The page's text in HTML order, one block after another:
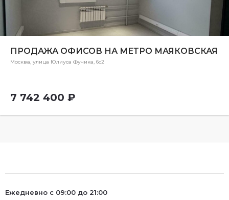
ПРОДАЖА ОФИСОВ НА МЕТРО МАЯКОВСКАЯ
Москва, улица Юлиуса Фучика, 6с2
7 742 400 ₽
Ежедневно с 09:00 до 21:00